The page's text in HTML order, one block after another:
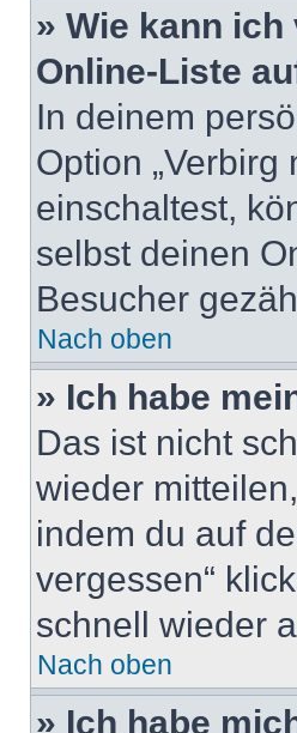
» Wie kann
Online-Liste
In deinem
Option
einschaltest,
selbst deinen
Besucher
Nach oben
» Ich habe
Das ist nicht
wieder
indem du auf
vergessen“
schnell wieder
Nach oben
» Ich habe